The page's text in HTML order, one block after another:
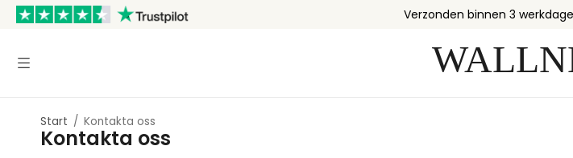
Verzonden binnen 3
Start / Kontakta oss
Kontakta oss